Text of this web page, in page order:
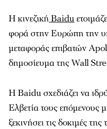
Η κινεζικήBaidu
φορά στην Ευρώπη την
μεταφοράς επιβατών
δημοσίευμα της Wall
Η Baidu σχεδιάζει να
Ελβετία τους επόμενους
ξεκινήσει τις δοκιμές